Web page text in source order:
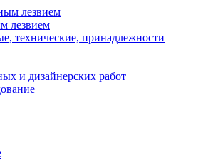
лезвием
лезвием
технические, принадлежности
и дизайнерских работ